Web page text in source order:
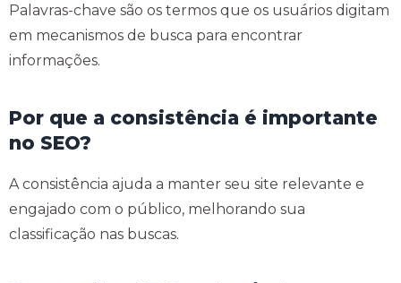
Palavras-chave são os termos que os usuários digitam
em mecanismos de busca para encontrar
informações.
Por que a consistência é importante
no SEO?
A consistência ajuda a manter seu site relevante e
engajado com o público, melhorando sua
classificação nas buscas.